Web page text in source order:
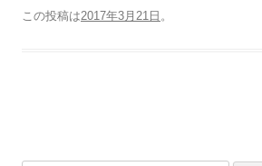
室
この投稿は2017年3月21日 。